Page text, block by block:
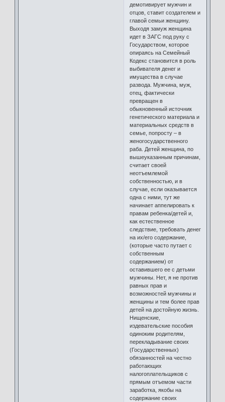
демотивирует мужчин и
отцов, ставит создателем и
главой семьи женщину.
Выходя замуж женщина
идет в ЗАГС под руку с
Государством, которое
опираясь на Семейный
Кодекс становится в роль
выбивателя денег и
имущества в случае
развода. Мужчина, муж,
отец, фактически
превращен в
обыкновенный источник
генетического материала и
материальных средств в
семье, попросту – в
женогосударственного
раба. Детей женщина, по
вышеуказанным причинам,
считает своей
неотъемлемой
собственностью, и в
случае, если оказывается
одна с ними, тут же
начинает аппелировать к
правам ребенка/детей и,
как естественное
следствие, требовать денег
на их/его содержание,
(которые часто путает с
собственным
содержанием) от
оставившего ее с детьми
мужчины. Нет, я не против
равных прав и
возможностей мужчины и
женщины и тем более прав
детей на достойную жизнь.
Нищенские,
издевательские пособия
одиноким родителям,
перекладывание своих
(Государственных)
обязанностей на честно
работающих
налогоплательщиков с
прямым отъемом части
заработка, якобы на
содержание своих